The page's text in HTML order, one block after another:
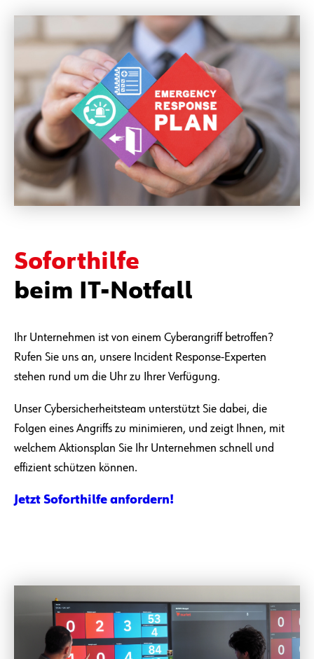
Soforthilfe
beim IT-Notfall
Ihr Unternehmen ist von einem Cyberangriff betroffen?
Rufen Sie uns an, unsere Incident Response-Experten
stehen rund um die Uhr zu Ihrer Verfügung.
Unser Cybersicherheitsteam unterstützt Sie dabei, die
Folgen eines Angriffs zu minimieren, und zeigt Ihnen, mit
welchem Aktionsplan Sie Ihr Unternehmen schnell und
effizient schützen können.
Jetzt Soforthilfe anfordern!